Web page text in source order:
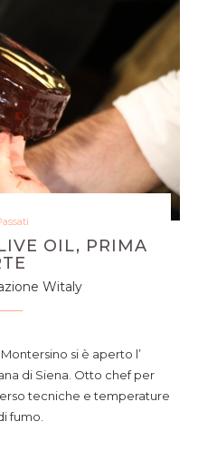
OIL, PRIMA
Witaly
si è aperto l’
di Siena. Otto chef per
tecniche e temperature
fumo.